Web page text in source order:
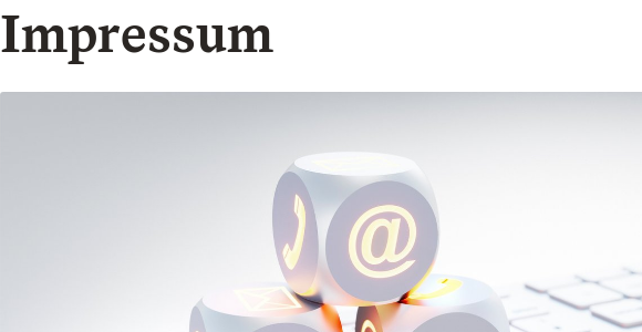
Impressum